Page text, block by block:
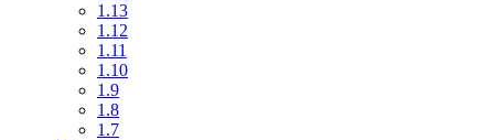
1.13
1.12
1.11
1.10
1.9
1.8
1.7